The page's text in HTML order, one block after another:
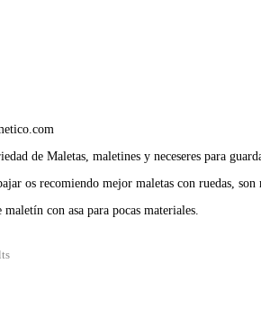
de Maletas, maletines y neceseres para
os recomiendo mejor maletas con ruedas,
con asa para pocas materiales.